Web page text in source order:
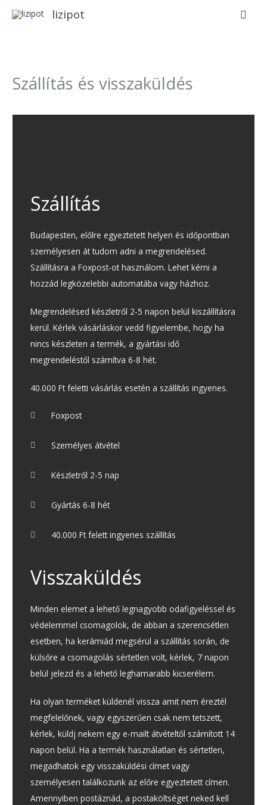
Skip
lizipot
Szállítás és visszaküldés
Szállítás
Budapesten, előlre egyeztetett helyen és időpontban
személyesen át tudom adni a megrendelésed.
Szállításra a Foxpost-ot használom. Lehet kérni a
hozzád legközelebbi automatába vagy házhoz.
Megrendelésed készletről 2-5 napon belül kiszállításra
kerül. Kérlek vásárláskor vedd figyelembe, hogy ha
nincs készleten a termék, a gyártási idő
megrendeléstől számítva 6-8 hét.
40.000 Ft feletti vásárlás esetén a szállítás ingyenes.
Foxpost
Személyes átvétel
Készletről 2-5 nap
Gyártás 6-8 hét
40.000 Ft felett ingyenes szállítás
Visszaküldés
Minden elemet a lehető legnagyobb odafigyeléssel és
védelemmel csomagolok, de abban a szerencsétlen
esetben, ha kerámiád megsérül a szállítás során, de
külsőre a csomagolás sértetlen volt, kérlek, 7 napon
belül jelezd és a lehető leghamarabb kicserélem.
Ha olyan terméket küldenél vissza amit nem éreztél
megfelelőnek, vagy egyszerűen csak nem tetszett,
kérlek, küldj nekem egy e-mailt átvételtől számított 14
napon belül. Ha a termék használatlan és sértetlen,
megadhatok egy visszaküldési címet vagy
személyesen találkozunk az előre egyeztetett címen.
Amennyiben postáznád, a postaköltséget neked kell